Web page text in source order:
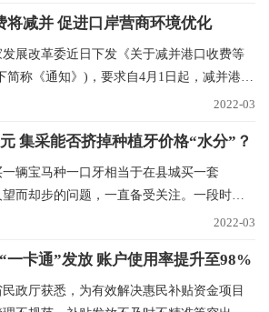
将减并 促进口岸营商环境优化
展改革委近日下发《关于减并港口收费等
简称《通知》)，要求自4月1日起，减并港口
2022-03
集采能否挤掉种植牙价格“水分”？
辆宝马种一口牙相当于在县城买一套
而却步的问题，一直备受关注。一段时间
2022-03
一卡通”发放 账户使用率提升至98%
政厅获悉，为有效解决惠民补贴资金项目